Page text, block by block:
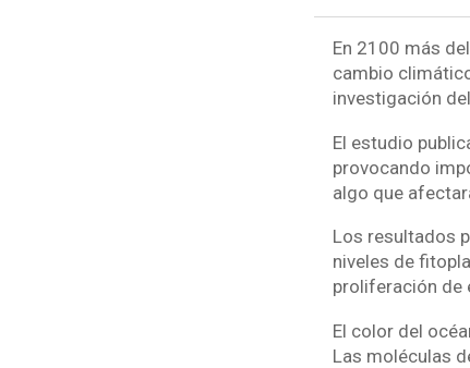
En 2100 más
cambio
investigación
El estudio
provocando
algo que
Los resultados
niveles de
proliferación de
El color del
Las moléculas